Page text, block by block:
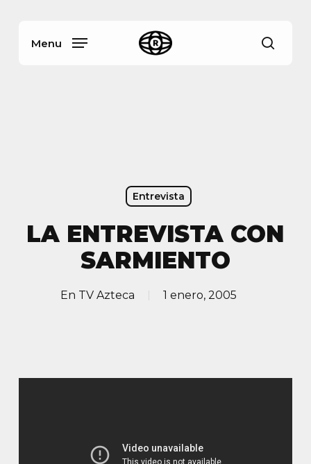
Menu
Entrevista
LA ENTREVISTA CON
SARMIENTO
En TV Azteca 1 enero, 2005